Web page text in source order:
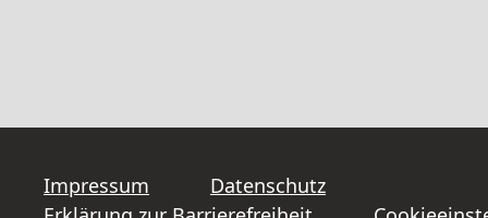
Impressum
Datenschutz